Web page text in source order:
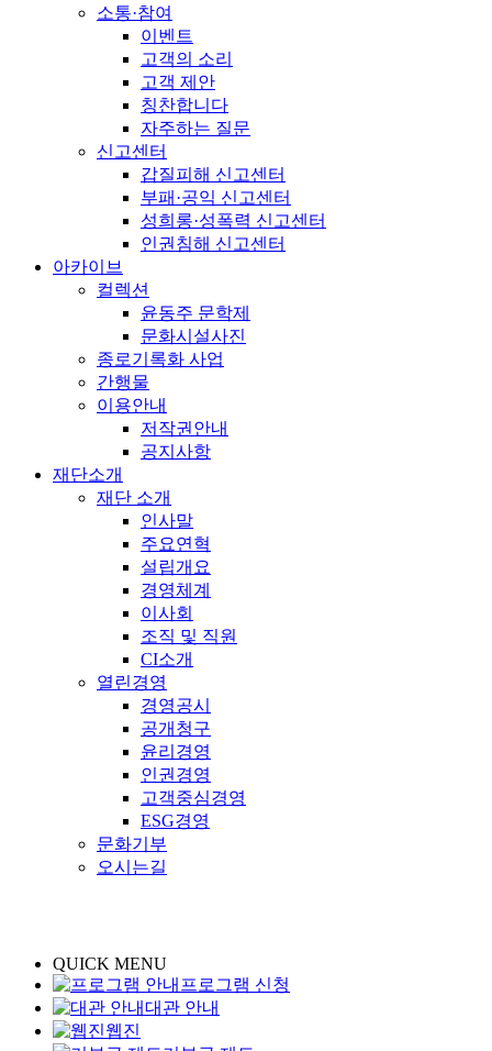
소통·참여
이벤트
고객의 소리
고객 제안
칭찬합니다
자주하는 질문
신고센터
갑질피해 신고센터
부패·공익 신고센터
성희롱·성폭력 신고센터
인권침해 신고센터
아카이브
컬렉션
윤동주 문학제
문화시설사진
종로기록화 사업
간행물
이용안내
저작권안내
공지사항
재단소개
재단 소개
인사말
주요연혁
설립개요
경영체계
이사회
조직 및 직원
CI소개
열린경영
경영공시
공개청구
윤리경영
인권경영
고객중심경영
ESG경영
문화기부
오시는길
QUICK MENU
프로그램 신청
대관 안내
웹진